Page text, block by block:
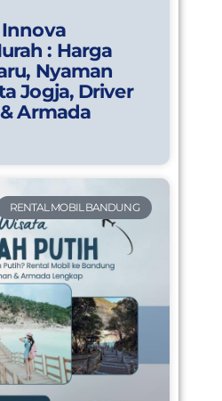
: Harga
Nyaman
Jogja, Driver
Armada
RENTAL MOBIL BANDUNG